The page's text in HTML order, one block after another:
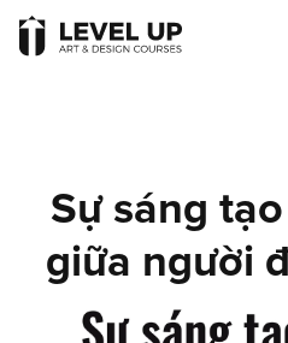
Blog
Liên hệ
Sự sáng
giữa người
theo